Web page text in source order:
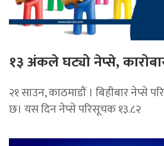
१३ अंकले घट्यो नेप्से,
२१ साउन, काठमाडौं । बिहीबार नेप्से
छ। यस दिन नेप्से परिसूचक १३.८२